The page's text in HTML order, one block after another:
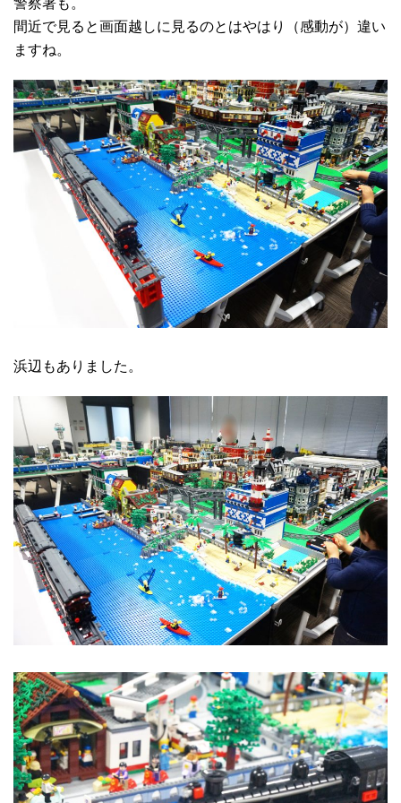
間近で見ると画面越しに見るのとはやはり（感動が）違い
ますね。
浜辺もありました。